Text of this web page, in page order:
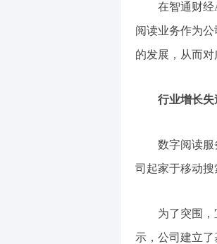
在智通财
阅读业务作为
的发展，从而对
行业增长
数字阅读
司起家于移动搜
为了突围
示，公司建立